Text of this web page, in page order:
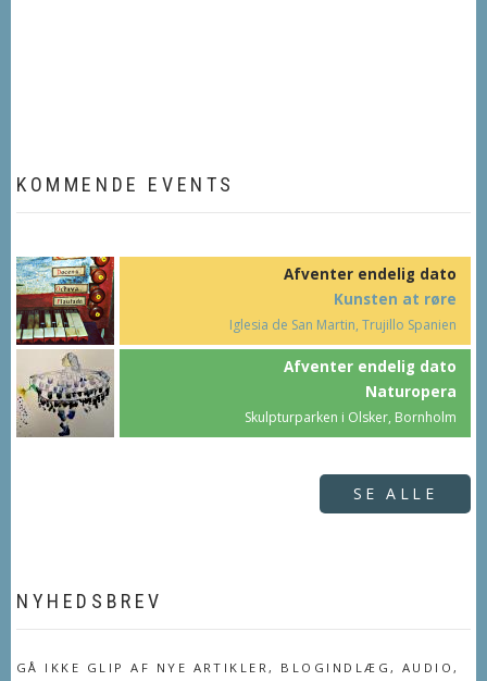
KOMMENDE EVENTS
Afventer endelig dato
Kunsten at røre
Iglesia de San Martin, Trujillo Spanien
Afventer endelig dato
Naturopera
Skulpturparken i Olsker, Bornholm
SE ALLE
NYHEDSBREV
GÅ IKKE GLIP AF NYE ARTIKLER, BLOGINDLÆG, AUDIO,